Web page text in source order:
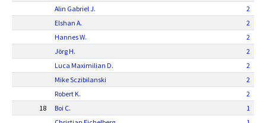
Alin Gabriel J.
2
Elshan A.
2
Hannes W.
2
Jörg H.
2
Luca Maximilian D.
2
Mike Sczibilanski
2
Robert K.
2
18
Boi C.
1